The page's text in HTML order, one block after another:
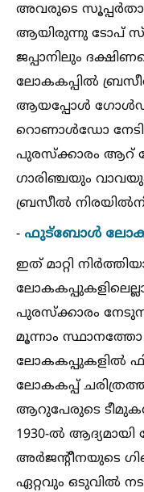
അവരുടെ
ആയിരുന്നു ടോപ്
ജപ്പാനിലും
ലോകകപ്പില്‍
ആയപ്പോള്‍
റൊണാള്‍ഡോ
പുരസ്ക്കാരം ആറ്
ഗാരിഞ്ചയും
ബ്രസീല്‍
- ഫുട്ബോള്‍
ഇത് മാറ്റി
പുരസ്ക്കാരം
മൂന്നാം
ലോകകപ്പുകളില്‍
ലോകകപ്പ്
ആറുപേരുടെ
1930-ല്‍
അർജന്റീനയുടെ
ഏറ്റവും ഒടുവില്‍